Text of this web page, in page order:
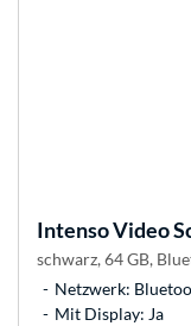
IntensoVideo
schwarz, 64 GB,
Netzwerk:
Mit Display: Ja